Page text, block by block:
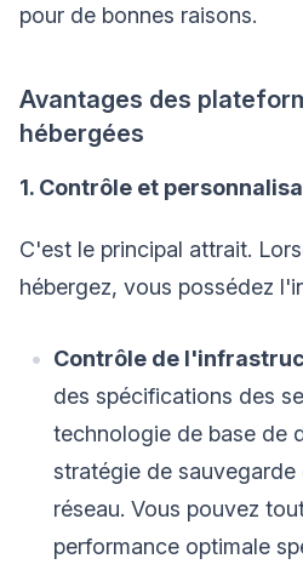
pour de bonnes raisons.
Avantages des
hébergées
1. Contrôle et
C'est le principal attrait.
hébergez, vous possédez
Contrôle de
des spécifications des
technologie de base de
stratégie de
réseau. Vous pouvez
performance optimale